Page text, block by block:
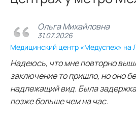
Ольга Михайловна
31.07.2026
Медицинский центр «Медуспех» на
Надеюсь, что мне повторно
заключение то пришло, но оно
надлежащий вид. Была
позже больше чем на час.